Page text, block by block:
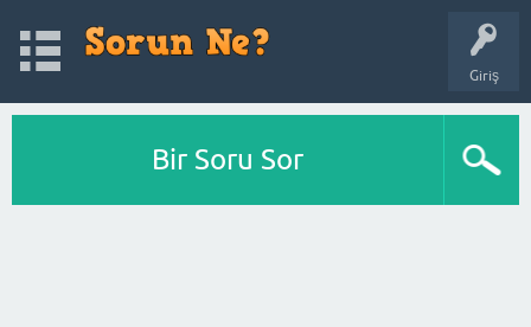
Giriş
Bir Soru Sor